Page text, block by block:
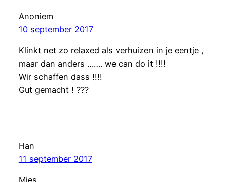
Anoniem
10 september 2017
Klinkt net zo relaxed als verhuizen in je eentje ,
maar dan anders ……. we can do it !!!!
Wir schaffen dass !!!!
Gut gemacht ! ???
Han
11 september 2017